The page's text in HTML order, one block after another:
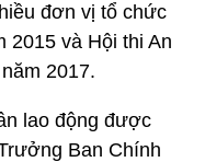
đơn vị tổ chức
2015 và Hội thi An
2017.
lao động được
Ban Chính